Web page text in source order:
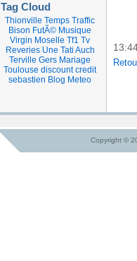
Tag Cloud
Thionville Temps Traffic
Bison FutÃ© Musique
Virgin Moselle Tf1 Tv
Reveries Une Tati Auch
Terville Gers Mariage
Toulouse discount credit
sebastien Blog Meteo
Copyright ©